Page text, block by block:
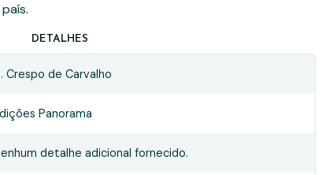
DETALHES
Crespo de Carvalho
Panorama
detalhe adicional fornecido.